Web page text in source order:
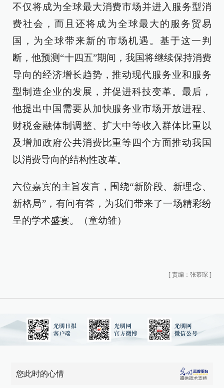
不仅将成为全球最大消费市场并进入服务型消
费社会，而且还将成为全球最大的服务贸易
国，为全球带来新的市场机遇。基于这一判
断，他预测“十四五”期间，我国将继续保持消费
导向的经济增长趋势，推动现代服务业和服务
型制造企业的发展，并促进科技变革。最后，
他提出中国需要从加快服务业市场开放进程、
财税金融体制调整、扩大中等收入群体比重以
及增加政府公共消费比重等四个方面推动我国
以消费导向的结构性改革。
六位嘉宾的主旨发言，围绕“新阶段、新理念、
新格局”，有问有答，为我们带来了一场精彩纷
呈的学术盛宴。（童幼雏）
[ 责编：张慕琛 ]
您此时的心情